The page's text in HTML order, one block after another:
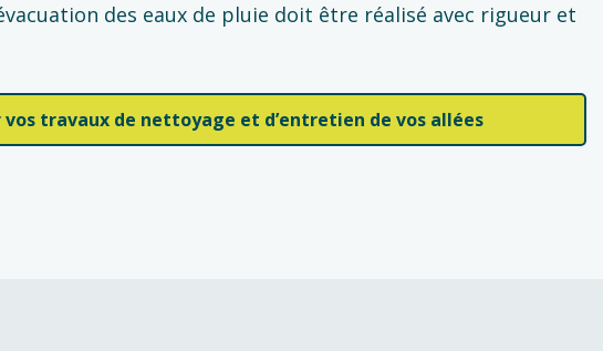
des eaux de pluie doit être réalisé avec rigueur et
travaux de nettoyage et d’entretien de vos allées